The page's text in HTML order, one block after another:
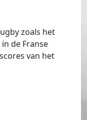
zoals het
de Franse
van het